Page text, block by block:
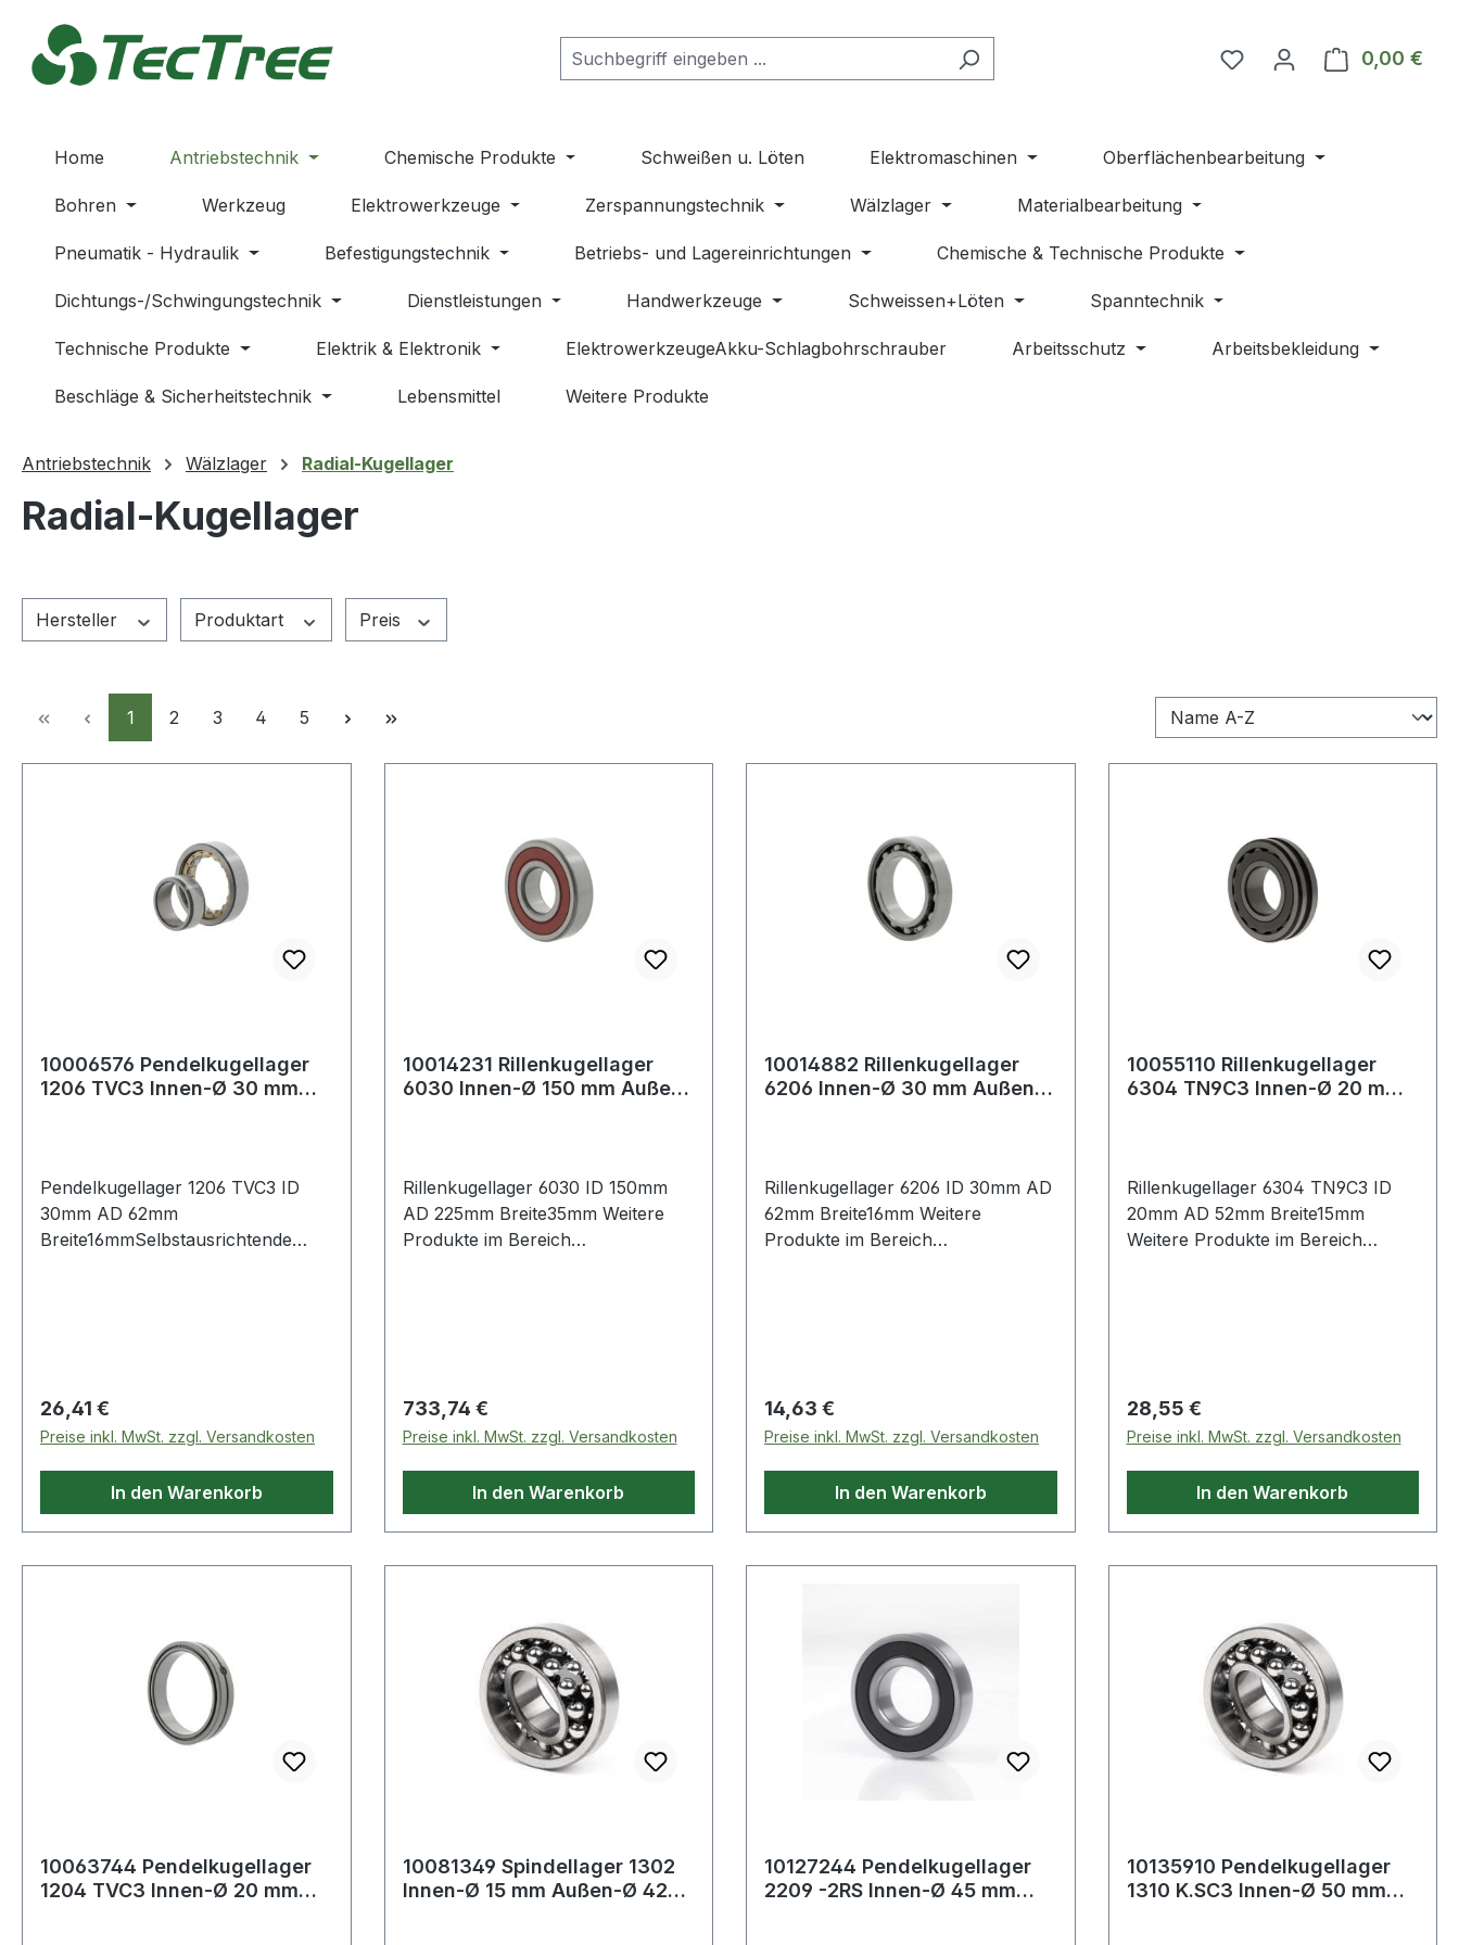
Hauptinhalt springen
Zur Suche springen
Zur Hauptnavigation springen
Du hast 0 Produkte auf
0,00 €
Home Antriebstechnik Chemische Produkte Schweißen u. Löten Elektromaschinen Oberflächenbearbeitung
Bohren Werkzeug Elektrowerkzeuge Zerspannungstechnik Wälzlager Materialbearbeitung
Pneumatik - Hydraulik Befestigungstechnik Betriebs- und Lagereinrichtungen Chemische & Technische Produkte
Dichtungs-/Schwingungstechnik Dienstleistungen Handwerkzeuge Schweissen+Löten Spanntechnik
Technische Produkte Elektrik & Elektronik ElektrowerkzeugeAkku-Schlagbohrschrauber Arbeitsschutz Arbeitsbekleidung
Beschläge & Sicherheitstechnik Lebensmittel Weitere Produkte
Antriebstechnik Wälzlager Radial-Kugellager
Radial-Kugellager
Hersteller Produktart Preis
Seite
1 Seite
2 Seite
3 Seite
4 Seite
5
10006576 Pendelkugellager
1206 TVC3 Innen-Ø 30 mm
Pendelkugellager 1206 TVC3 ID
30mm AD 62mm
Breite16mmSelbstausrichtende
Regulärer Preis:
26,41 €
Preise inkl. MwSt. zzgl. Versandkosten
In den Warenkorb
10014231 Rillenkugellager
6030 Innen-Ø 150 mm Außen-
Rillenkugellager 6030 ID 150mm
AD 225mm Breite35mm Weitere
Produkte im Bereich
Regulärer Preis:
733,74 €
Preise inkl. MwSt. zzgl. Versandkosten
In den Warenkorb
10014882 Rillenkugellager
6206 Innen-Ø 30 mm Außen-
Rillenkugellager 6206 ID 30mm AD
62mm Breite16mm Weitere
Produkte im Bereich
Regulärer Preis:
14,63 €
Preise inkl. MwSt. zzgl. Versandkosten
In den Warenkorb
10055110 Rillenkugellager
6304 TN9C3 Innen-Ø 20 mm
Rillenkugellager 6304 TN9C3 ID
20mm AD 52mm Breite15mm
Weitere Produkte im Bereich
Regulärer Preis:
28,55 €
Preise inkl. MwSt. zzgl. Versandkosten
In den Warenkorb
10063744 Pendelkugellager
1204 TVC3 Innen-Ø 20 mm
10081349 Spindellager 1302
Innen-Ø 15 mm Außen-Ø 42
10127244 Pendelkugellager
2209 -2RS Innen-Ø 45 mm
10135910 Pendelkugellager
1310 K.SC3 Innen-Ø 50 mm